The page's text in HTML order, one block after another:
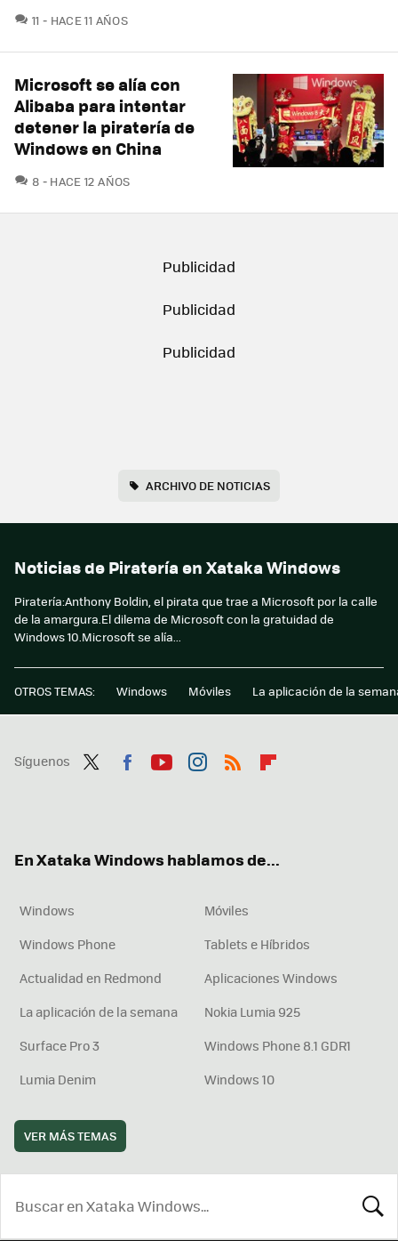
11 COMENTARIOS
HACE 11 AÑOS
Microsoft se alía con
Alibaba para intentar
detener la piratería de
Windows en China
8 COMENTARIOS
HACE 12 AÑOS
ARCHIVO DE NOTICIAS
Noticias de Piratería en Xataka Windows
Piratería:Anthony Boldin, el pirata que trae a Microsoft por la calle
de la amargura.El dilema de Microsoft con la gratuidad de
Windows 10.Microsoft se alía...
OTROS TEMAS: Windows Móviles La aplicación de la
Síguenos
En Xataka Windows hablamos de...
Windows
Móviles
Windows Phone
Tablets e Híbridos
Actualidad en Redmond
Aplicaciones Windows
La aplicación de la semana
Nokia Lumia 925
Surface Pro 3
Windows Phone 8.1 GDR1
Lumia Denim
Windows 10
VER MÁS TEMAS